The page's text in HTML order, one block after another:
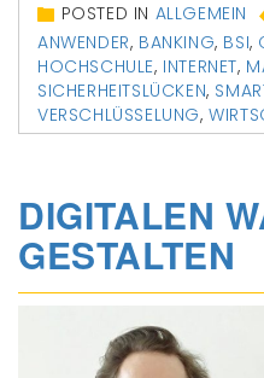
POSTED IN ALLGEMEIN
ANWENDER, BANKING, BSI,
HOCHSCHULE, INTERNET,
SICHERHEITSLÜCKEN,
VERSCHLÜSSELUNG,
DIGITALEN
GESTALTEN